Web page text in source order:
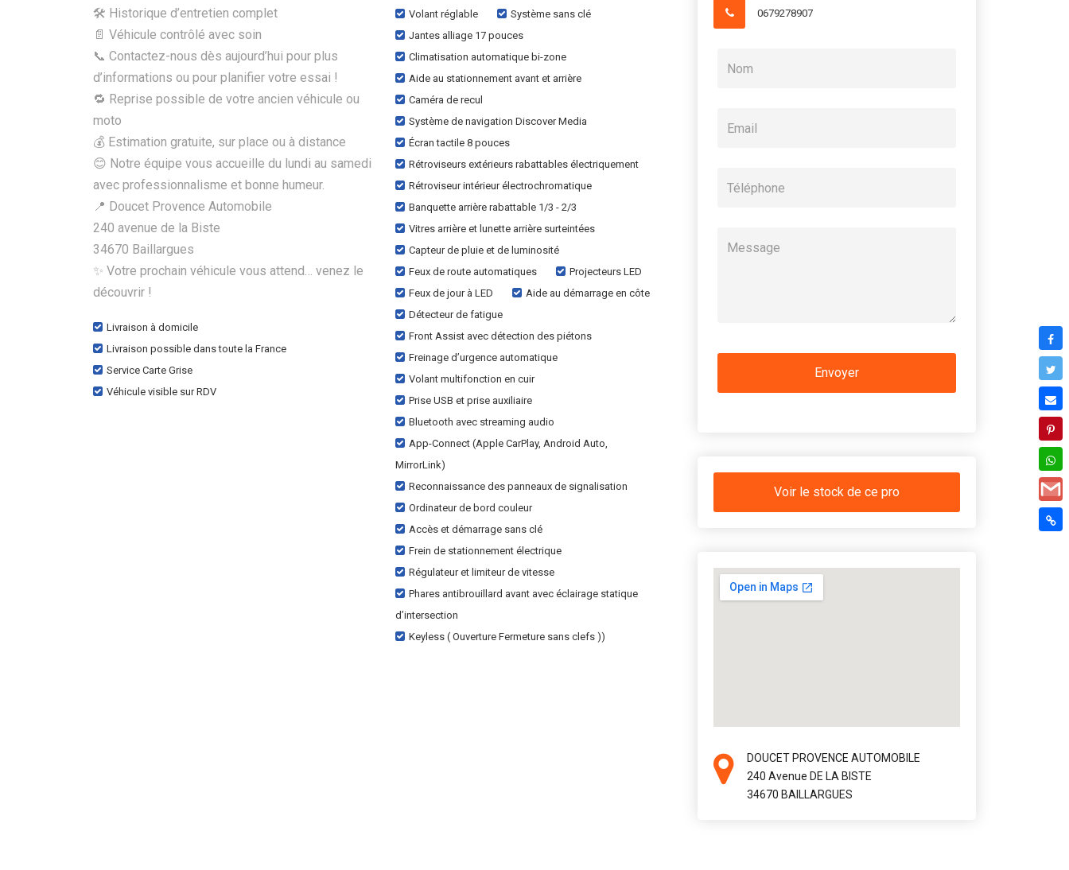
🛠 Historique d’entretien complet
📄 Véhicule contrôlé avec soin
📞 Contactez-nous dès aujourd’hui pour plus
d’informations ou pour planifier votre essai !
🔁 Reprise possible de votre ancien véhicule ou
moto
💰 Estimation gratuite, sur place ou à distance
😊 Notre équipe vous accueille du lundi au samedi
avec professionnalisme et bonne humeur.
📍 Doucet Provence Automobile
240 avenue de la Biste
34670 Baillargues
✨ Votre prochain véhicule vous attend… venez le
découvrir !
Livraison à domicile
Livraison possible dans toute la France
Service Carte Grise
Véhicule visible sur RDV
Volant réglable
Système sans clé
Jantes alliage 17 pouces
Climatisation automatique bi-zone
Aide au stationnement avant et arrière
Caméra de recul
Système de navigation Discover Media
Écran tactile 8 pouces
Rétroviseurs extérieurs rabattables électriquement
Rétroviseur intérieur électrochromatique
Banquette arrière rabattable 1/3 - 2/3
Vitres arrière et lunette arrière surteintées
Capteur de pluie et de luminosité
Feux de route automatiques
Projecteurs LED
Feux de jour à LED
Aide au démarrage en côte
Détecteur de fatigue
Front Assist avec détection des piétons
Freinage d’urgence automatique
Volant multifonction en cuir
Prise USB et prise auxiliaire
Bluetooth avec streaming audio
App-Connect (Apple CarPlay, Android Auto,
MirrorLink)
Reconnaissance des panneaux de signalisation
Ordinateur de bord couleur
Accès et démarrage sans clé
Frein de stationnement électrique
Régulateur et limiteur de vitesse
Phares antibrouillard avant avec éclairage statique
d’intersection
Keyless ( Ouverture Fermeture sans clefs ))
0679278907
Voir le stock de ce pro
DOUCET PROVENCE AUTOMOBILE
240 Avenue DE LA BISTE
34670 BAILLARGUES